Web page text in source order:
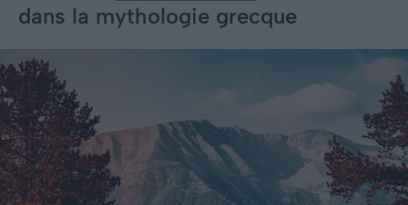
dans la mythologie grecque